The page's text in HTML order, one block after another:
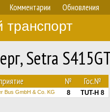
Комментарии Обновления
транспорт
Setra
№ Гос.№
Bus GmbH & Co. KG 8 TUT-H 8